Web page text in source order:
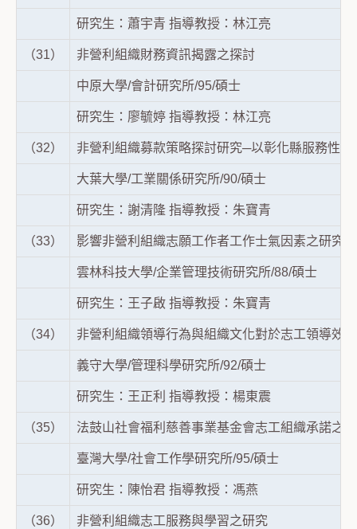
研究生：蕭宇青 指導教授：林江亮
（31） 非營利組織財務資訊揭露之探討
中原大學/會計研究所/95/碩士
研究生：廖毓婷 指導教授：林江亮
（32） 非營利組織募款策略探討研究─以彰化縣服務性社
大葉大學/工業關係研究所/90/碩士
研究生：謝清隆 指導教授：朱寶青
（33） 影響非營利組織志願工作者工作士氣因素之研究-
雲林科技大學/企業管理技術研究所/88/碩士
研究生：王子啟 指導教授：朱寶青
（34） 非營利組織領導行為與組織文化對於志工領導效
義守大學/管理科學研究所/92/碩士
研究生：王正利 指導教授：楊東震
（35） 法鼓山社會福利慈善事業基金會志工組織承諾之
臺灣大學/社會工作學研究所/95/碩士
研究生：陳怡君 指導教授：馮燕
（36） 非營利組織志工服務與學習之研究